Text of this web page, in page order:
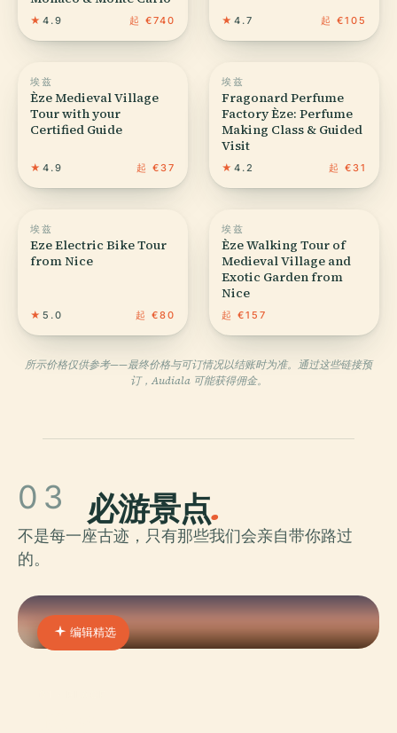
★ 4.9 起 €740 ★ 4.7 起 €105
埃兹
Èze Medieval Village
Tour with your
Certified Guide
★ 4.9 起 €37
埃兹
Fragonard Perfume
Factory Èze: Perfume
Making Class & Guided
Visit
★ 4.2 起 €31
埃兹
Eze Electric Bike Tour
from Nice
★ 5.0 起 €80
埃兹
Èze Walking Tour of
Medieval Village and
Exotic Garden from
Nice
起 €157
所示价格仅供参考——最终价格与可订情况以结账时为准。通过这些链接预
订，Audiala 可能获得佣金。
03 必游景点.
不是每一座古迹，只有那些我们会亲自带你路过
的。
编辑精选